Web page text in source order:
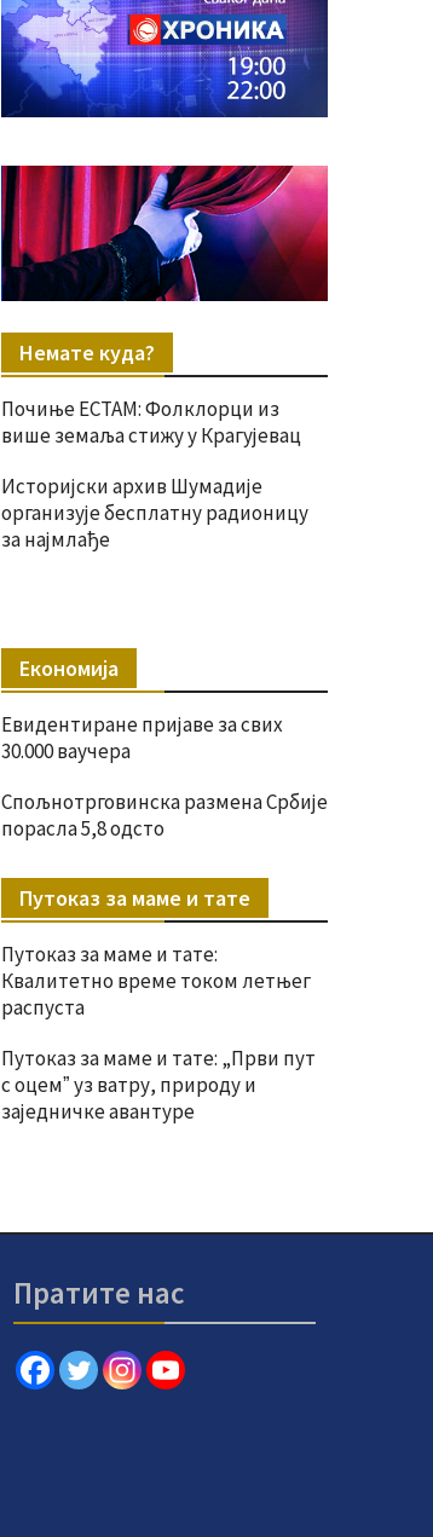
Немате куда?
Почиње ЕСТАМ: Фолклорци из
више земаља стижу у Крагујевац
Историјски архив Шумадије
организује бесплатну радионицу
за најмлађе
Економија
Евидентиране пријаве за свих
30.000 ваучера
Спољнотрговинска размена Србије
порасла 5,8 одсто
Путоказ за маме и тате
Путоказ за маме и тате:
Квалитетно време током летњег
распуста
Путоказ за маме и тате: „Први пут
с оцемˮ уз ватру, природу и
заједничке авантуре
Пратите нас